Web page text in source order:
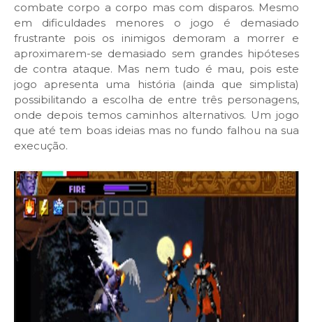
combate corpo a corpo mas com disparos. Mesmo
em dificuldades menores o jogo é demasiado
frustrante pois os inimigos demoram a morrer e
aproximarem-se demasiado sem grandes hipóteses
de contra ataque. Mas nem tudo é mau, pois este
jogo apresenta uma história (ainda que simplista)
possibilitando a escolha de entre três personagens,
onde depois temos caminhos alternativos. Um jogo
que até tem boas ideias mas no fundo falhou na sua
execução.